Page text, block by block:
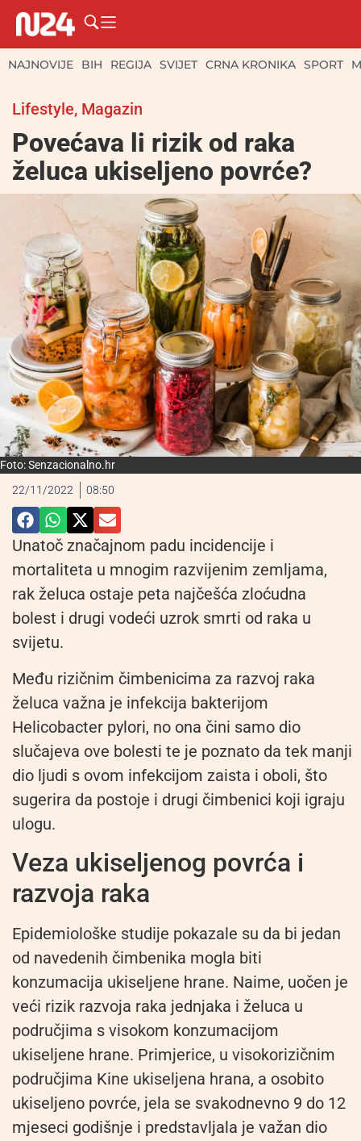
NAJNOVIJE BIH REGIJA SVIJET CRNA KRONIKA SPORT
Lifestyle, Magazin
Povećava li rizik od raka
želuca ukiseljeno povrće?
Foto: Senzacionalno.hr
22/11/2022
08:50
Unatoč značajnom padu incidencije i
mortaliteta u mnogim razvijenim zemljama,
rak želuca ostaje peta najčešća zloćudna
bolest i drugi vodeći uzrok smrti od raka u
svijetu.
Među rizičnim čimbenicima za razvoj raka
želuca važna je infekcija bakterijom
Helicobacter pylori, no ona čini samo dio
slučajeva ove bolesti te je poznato da tek manji
dio ljudi s ovom infekcijom zaista i oboli, što
sugerira da postoje i drugi čimbenici koji igraju
ulogu.
Veza ukiseljenog povrća i
razvoja raka
Epidemiološke studije pokazale su da bi jedan
od navedenih čimbenika mogla biti
konzumacija ukiseljene hrane. Naime, uočen je
veći rizik razvoja raka jednjaka i želuca u
područjima s visokom konzumacijom
ukiseljene hrane. Primjerice, u visokorizičnim
područjima Kine ukiseljena hrana, a osobito
ukiseljeno povrće, jela se svakodnevno 9 do 12
mjeseci godišnje i predstavljala je važan dio